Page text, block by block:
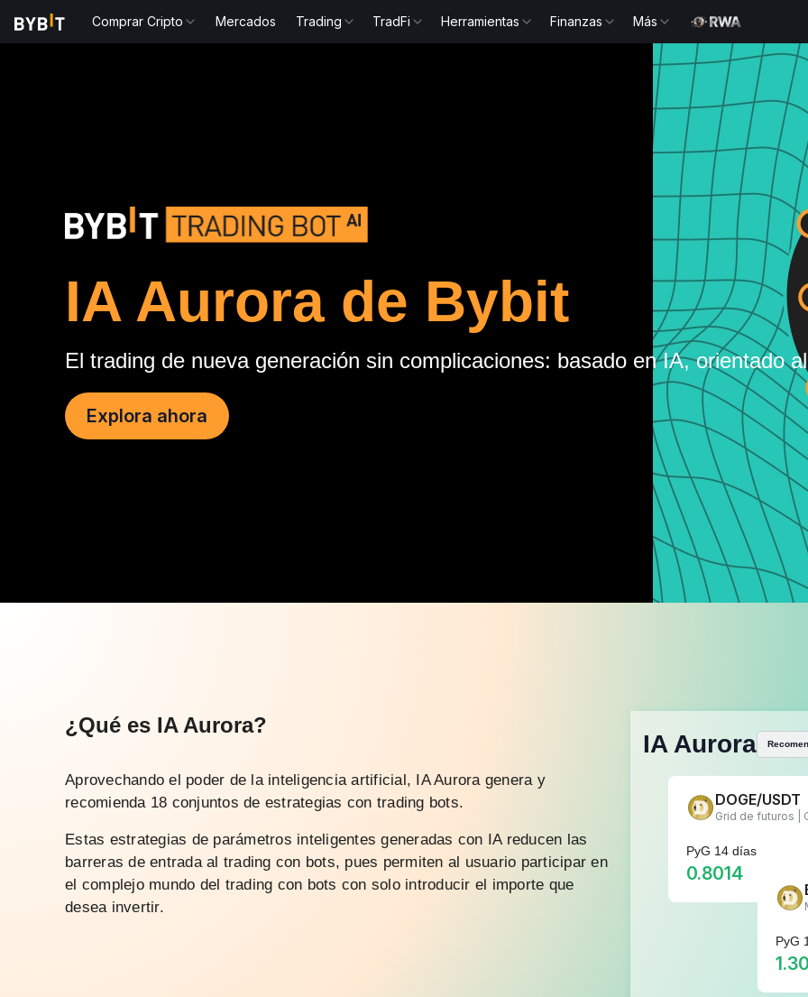
Comprar Cripto Mercados Trading TradFi Herramientas Finanzas Más
IA Aurora de Bybit
El trading de nueva generación sin complicaciones: basado en IA, orientado
Explora ahora
¿Qué es IA Aurora?
Aprovechando el poder de la inteligencia artificial, IA Aurora genera y
recomienda 18 conjuntos de estrategias con trading bots.
Estas estrategias de parámetros inteligentes generadas con IA reducen las
barreras de entrada al trading con bots, pues permiten al usuario participar en
el complejo mundo del trading con bots con solo introducir el importe que
desea invertir.
IA Aurora
DOGE/USDT
Grid de futuros |
PyG 14 días
0.8014
PyG